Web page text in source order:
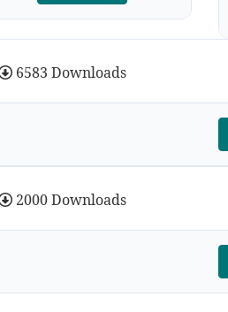
2000 Downloads
6583 Downloads